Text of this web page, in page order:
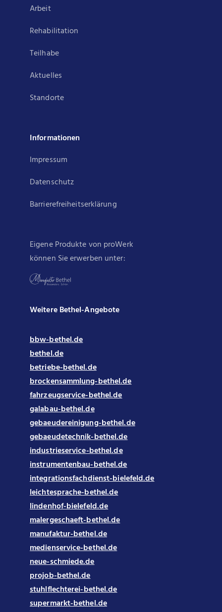
Arbeit
Rehabilitation
Teilhabe
Aktuelles
Standorte
Informationen
Impressum
Datenschutz
Barrierefreiheitserklärung
Eigene Produkte von proWerk
können Sie erwerben unter:
Weitere Bethel-Angebote
bbw-bethel.de
bethel.de
betriebe-bethel.de
brockensammlung-bethel.de
fahrzeugservice-bethel.de
galabau-bethel.de
gebaeudereinigung-bethel.de
gebaeudetechnik-bethel.de
industrieservice-bethel.de
instrumentenbau-bethel.de
integrationsfachdienst-bielefeld.de
leichtesprache-bethel.de
lindenhof-bielefeld.de
malergeschaeft-bethel.de
manufaktur-bethel.de
medienservice-bethel.de
neue-schmiede.de
projob-bethel.de
stuhlflechterei-bethel.de
supermarkt-bethel.de